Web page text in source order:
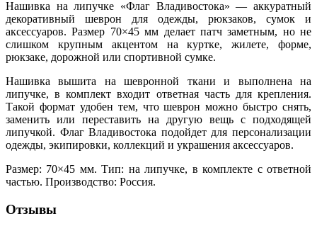
Нашивка на липучке «Флаг Владивостока» — аккуратный
декоративный шеврон для одежды, рюкзаков, сумок и
аксессуаров. Размер 70×45 мм делает патч заметным, но не
слишком крупным акцентом на куртке, жилете, форме,
рюкзаке, дорожной или спортивной сумке.
Нашивка вышита на шевронной ткани и выполнена на
липучке, в комплект входит ответная часть для крепления.
Такой формат удобен тем, что шеврон можно быстро снять,
заменить или переставить на другую вещь с подходящей
липучкой. Флаг Владивостока подойдет для персонализации
одежды, экипировки, коллекций и украшения аксессуаров.
Размер: 70×45 мм. Тип: на липучке, в комплекте с ответной
частью. Производство: Россия.
Отзывы